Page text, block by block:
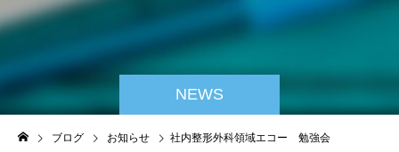
NEWS
ブログ お知らせ 社内整形外科領域エコー 勉強会